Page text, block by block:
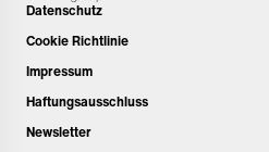
Datenschutz
Cookie Richtlinie
Impressum
Haftungsausschluss
Newsletter